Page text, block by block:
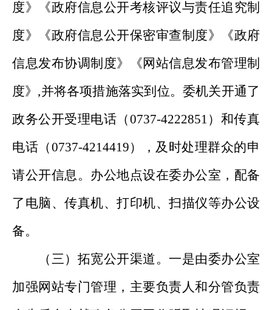
度》《政府信息公开考核评议与责任追究制
度》《政府信息公开保密审查制度》《政府
信息发布协调制度》《网站信息发布管理制
度》,并将各项措施落实到位。委机关开通了
政务公开受理电话（0737-4222851）和传真
电话（0737-4214419），及时处理群众的申
请公开信息。办公地点设在委办公室，配备
了电脑、传真机、打印机、扫描仪等办公设
备。
（三）拓宽公开渠道。一是由委办公室
加强网站专门管理，主要负责人和分管负责